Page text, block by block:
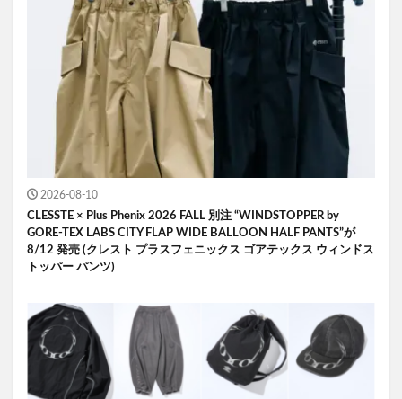
2026-08-10
CLESSTE × Plus Phenix 2026 FALL 別注 “WINDSTOPPER by
GORE-TEX LABS CITY FLAP WIDE BALLOON HALF PANTS”が
8/12 発売 (クレスト プラスフェニックス ゴアテックス ウィンドス
トッパー パンツ)